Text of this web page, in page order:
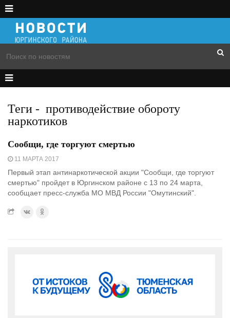
Теги - противодействие обороту
наркотиков
Сообщи, где торгуют смертью
11 МАРТА 2017
Первый этап антинаркотической акции "Сообщи, где торгуют
смертью" пройдет в Юргинском районе с 13 по 24 марта,
сообщает пресс-служба МО МВД России "Омутинский".